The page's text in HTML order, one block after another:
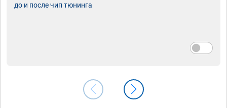
до и после чип тюнинга